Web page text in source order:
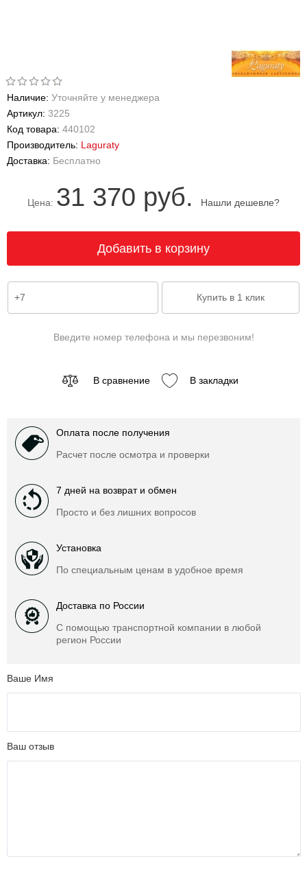
Наличие: Уточняйте у менеджера
Артикул: 3225
Код товара: 440102
Производитель: Laguraty
Доставка: Бесплатно
Цена: 31 370 руб. Нашли дешевле?
Введите номер телефона и мы перезвоним!
В сравнение В закладки
Оплата после получения
Расчет после осмотра и проверки
7 дней на возврат и обмен
Просто и без лишних вопросов
Установка
По специальным ценам в удобное время
Доставка по России
С помощью транспортной компании в любой
регион России
Ваше Имя
Ваш отзыв